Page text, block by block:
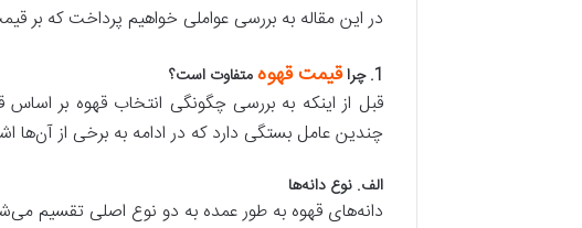
در این مقاله به بررسی عواملی خواهیم پرداخت که بر
1. چراقیمت قهوهمتفاوت است؟
قبل از اینکه به بررسی چگونگی انتخاب قهوه بر
چندین عامل بستگی دارد که در ادامه به برخی از آن‌ها
الف.نوع دانهها
دانه‌های قهوه به طور عمده به دو نوع اصلی تقسیم